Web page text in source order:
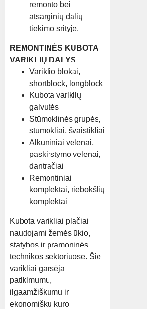
remonto bei
atsarginių dalių
tiekimo srityje.
REMONTINĖS KUBOTA
VARIKLIŲ DALYS
Variklio blokai,
shortblock, longblock
Kubota variklių
galvutės
Stūmoklinės grupės,
stūmokliai, švaistikliai
Alkūniniai velenai,
paskirstymo velenai,
dantračiai
Remontiniai
komplektai, riebokšlių
komplektai
Kubota varikliai plačiai
naudojami žemės ūkio,
statybos ir pramoninės
technikos sektoriuose. Šie
varikliai garsėja
patikimumu,
ilgaamžiškumu ir
ekonomišku kuro